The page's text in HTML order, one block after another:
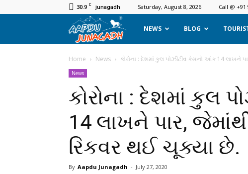
30.9 C junagadh Saturday, August 8, 2026 Call @ +91
Aapdu
Junagadh
NEWS BLOG
Home News કોરોના : દેશમાં કુલ પોઝીટીવ કેસનો આંક 14 લાખને
News
કોરોના : દેશમાં કુલ
14 લાખને પાર,
રિકવર થઈ ચૂક્યા છે.
By Aapdu Junagadh - July 27, 2020